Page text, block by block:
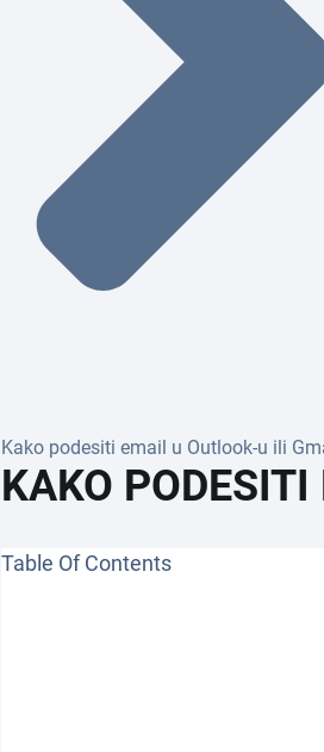
Kako podesiti email u Outlook-u ili
KAKO
Table Of Contents